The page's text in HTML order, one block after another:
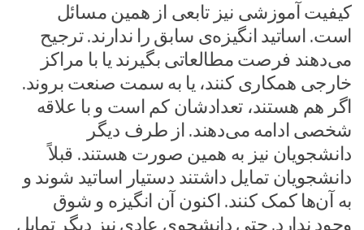
کیفیت آموزشی نیز تابعی از همین مسائل
است. اساتید انگیزه‌ی سابق را ندارند. ترجیح
می‌دهند فرصت مطالعاتی بگیرند یا با مراکز
خارجی همکاری کنند، یا به سمت صنعت بروند.
اگر هم هستند، تعدادشان کم است و با علاقه
شخصی ادامه می‌دهند. از طرف دیگر
دانشجویان نیز به همین صورت هستند. قبلاً
دانشجویان تمایل داشتند دستیار اساتید شوند و
به آن‌ها کمک کنند. اکنون آن انگیزه و شوق
وجود ندارد. حتی دانشجوی عادی نیز دیگر تمایل